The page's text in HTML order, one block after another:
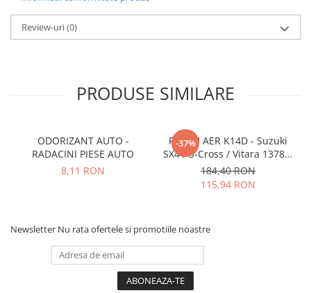
Review-uri(0)
PRODUSE SIMILARE
ODORIZANT AUTO -
RADACINI PIESE AUTO
8,11 RON
-37%
FILTRU AER K14D - Suzuki
SX4 / S-Cross / Vitara 13780-
53SA0-000
184,40 RON
115,94 RON
Newsletter Nu rata ofertele si promotiile noastre